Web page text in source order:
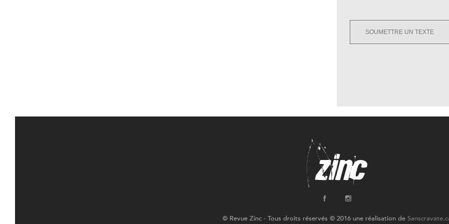
SOUMETTRE UN TEXTE
© Revue Zinc - Tous droits réservés © 2016 une réalisation de